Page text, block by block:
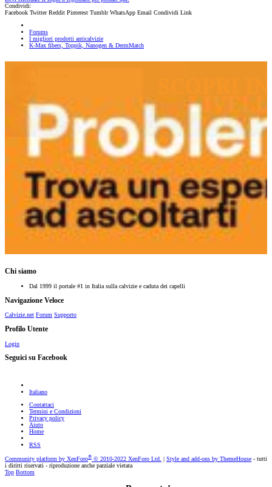
Condividi:
Facebook Twitter Reddit Pinterest Tumblr WhatsApp Email Condividi Link
Forums
I migliori prodotti anticalvizie
K-Max fibers, Toppik, Nanogen & DermMatch
Chi siamo
Dal 1999 il portale #1 in Italia sulla calvizie e caduta dei capelli
Navigazione Veloce
Calvizie.net Forum Supporto
Profilo Utente
Login
Seguici su Facebook
Italiano
Contattaci
Termini e Condizioni
Privacy policy
Aiuto
Home
RSS
Community platform by XenForo® © 2010-2022 XenForo Ltd. Style and add-ons by ThemeHouse - tutti
i diritti riservati - riproduzione anche parziale vietata
Top Bottom